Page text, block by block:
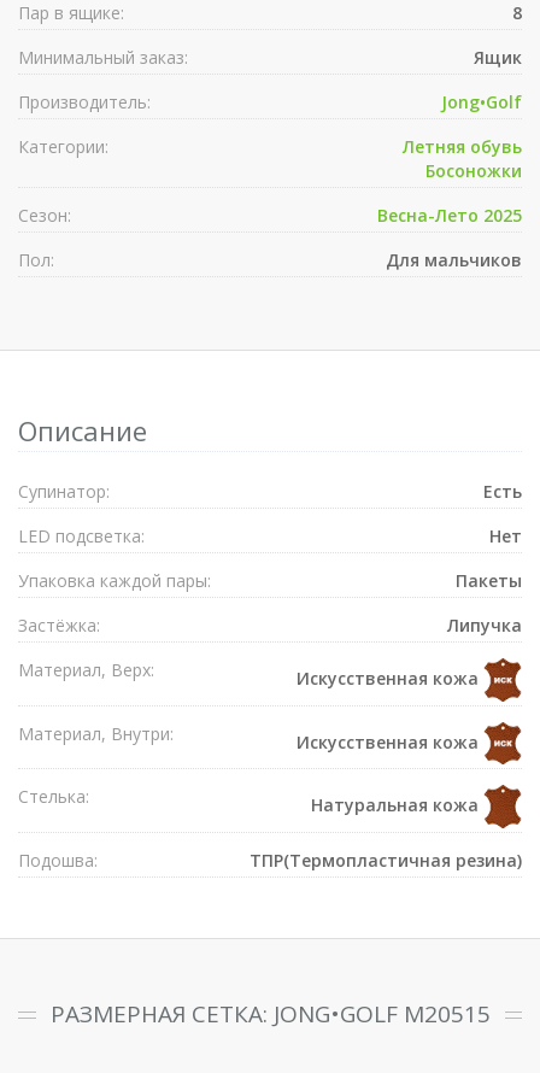
Пар в ящике:
8
Минимальный заказ:
Ящик
Производитель:
Jong•Golf
Категории:
Летняя обувь
Босоножки
Сезон:
Весна-Лето 2025
Пол:
Для мальчиков
Описание
Супинатор:
Есть
LED подсветка:
Нет
Упаковка каждой пары:
Пакеты
Застёжка:
Липучка
Материал, Верх:
Искусственная кожа
Материал, Внутри: Искусственная кожа
Стелька: Натуральная кожа
Подошва: ТПР(Термопластичная резина)
РАЗМЕРНАЯ СЕТКА: JONG•GOLF M20515